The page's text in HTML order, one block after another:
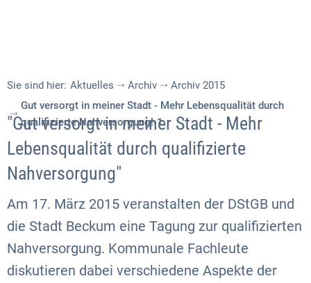
Sie sind hier: Aktuelles Archiv
Archiv 2015
Gut versorgt in meiner Stadt - Mehr Lebensqualität durch
qualifizierte Nahversorgung!-1
"Gut versorgt in meiner Stadt - Mehr
Lebensqualität durch qualifizierte
Nahversorgung"
Am 17. März 2015 veranstalten der DStGB und
die Stadt Beckum eine Tagung zur qualifizierten
Nahversorgung. Kommunale Fachleute
diskutieren dabei verschiedene Aspekte der